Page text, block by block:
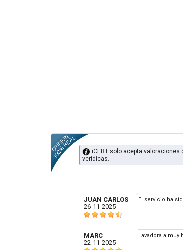
iCERT solo acepta
veridicas.
JUAN CARLOS
26-11-2025
El servicio ha
MARC
22-11-2025
Lavadora a